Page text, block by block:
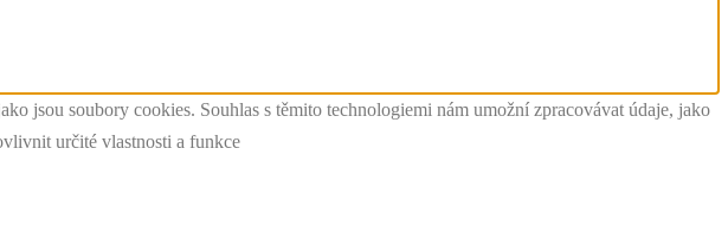
jsou soubory cookies. Souhlas s těmito technologiemi nám umožní zpracovávat údaje, jako
určité vlastnosti a funkce